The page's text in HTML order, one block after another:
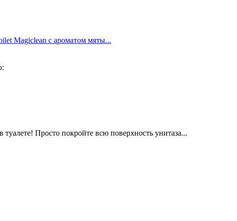
Magiclean с ароматом мяты...
Просто покройте всю поверхность унитаза...